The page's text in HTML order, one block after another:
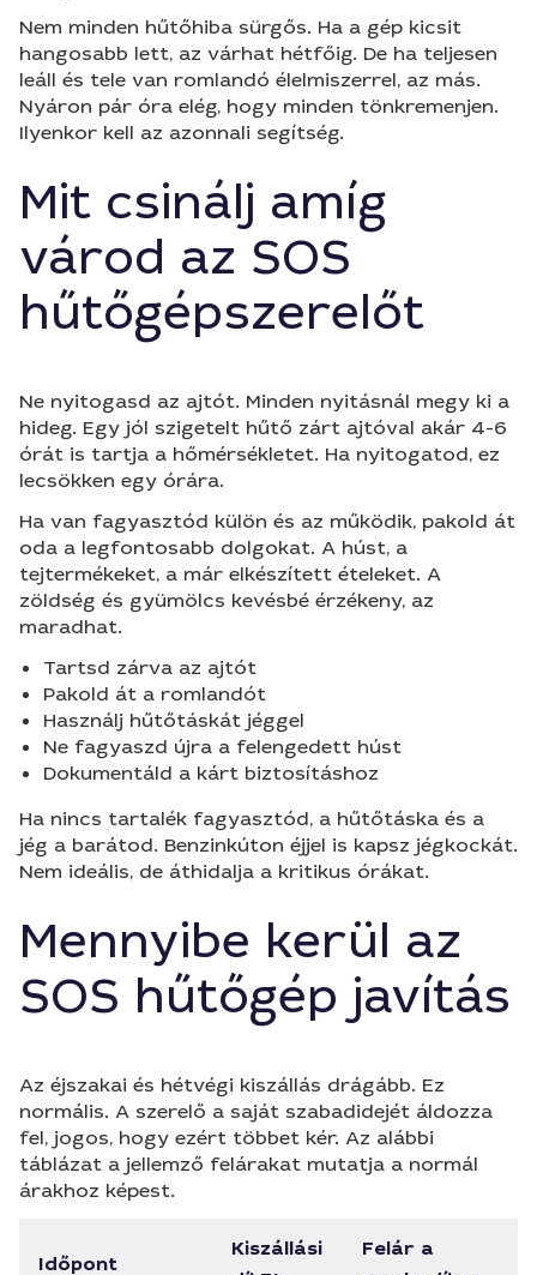
Nem minden hűtőhiba sürgős. Ha a gép kicsit
hangosabb lett, az várhat hétfőig. De ha teljesen
leáll és tele van romlandó élelmiszerrel, az más.
Nyáron pár óra elég, hogy minden tönkremenjen.
Ilyenkor kell az azonnali segítség.
Mit csinálj amíg
várod az SOS
hűtőgépszerelőt
Ne nyitogasd az ajtót. Minden nyitásnál megy ki a
hideg. Egy jól szigetelt hűtő zárt ajtóval akár 4-6
órát is tartja a hőmérsékletet. Ha nyitogatod, ez
lecsökken egy órára.
Ha van fagyasztód külön és az működik, pakold át
oda a legfontosabb dolgokat. A húst, a
tejtermékeket, a már elkészített ételeket. A
zöldség és gyümölcs kevésbé érzékeny, az
maradhat.
Tartsd zárva az ajtót
Pakold át a romlandót
Használj hűtőtáskát jéggel
Ne fagyaszd újra a felengedett húst
Dokumentáld a kárt biztosításhoz
Ha nincs tartalék fagyasztód, a hűtőtáska és a
jég a barátod. Benzinkúton éjjel is kapsz jégkockát.
Nem ideális, de áthidalja a kritikus órákat.
Mennyibe kerül az
SOS hűtőgép javítás
Az éjszakai és hétvégi kiszállás drágább. Ez
normális. A szerelő a saját szabadidejét áldozza
fel, jogos, hogy ezért többet kér. Az alábbi
táblázat a jellemző felárakat mutatja a normál
árakhoz képest.
Időpont
Kiszállási
Felár a